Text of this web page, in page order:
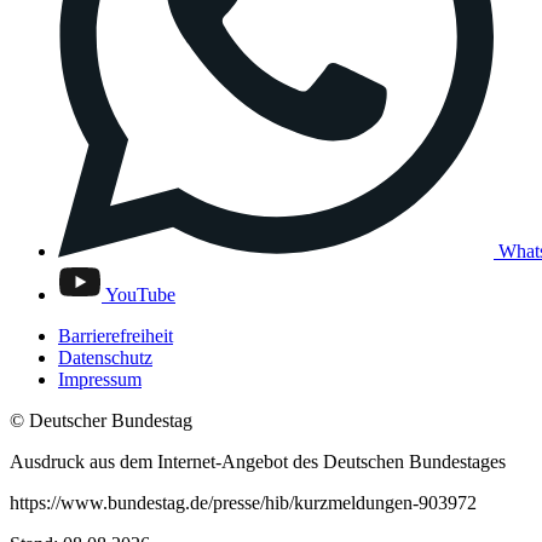
YouTube
Barrierefreiheit
Datenschutz
Impressum
© Deutscher Bundestag
Ausdruck aus dem Internet-Angebot des Deutschen Bundestages
https://www.bundestag.de/presse/hib/kurzmeldungen-903972